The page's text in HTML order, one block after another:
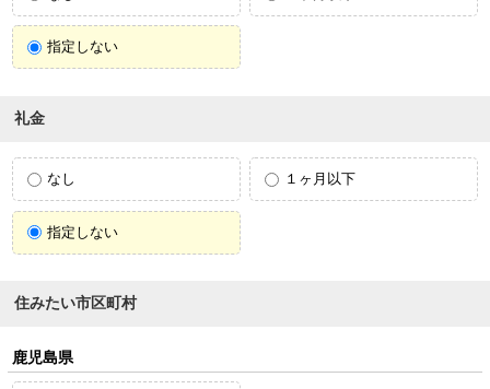
指定しない
礼金
なし １ヶ月以下
指定しない
住みたい市区町村
鹿児島県